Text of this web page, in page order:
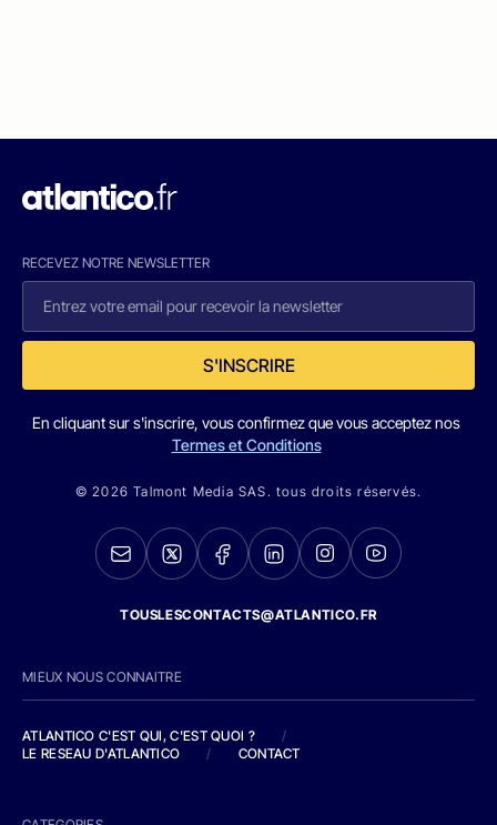
RECEVEZ NOTRE NEWSLETTER
S'INSCRIRE
En cliquant sur s'inscrire, vous confirmez que vous acceptez nos
Termes et Conditions
© 2026 Talmont Media SAS. tous droits réservés.
TOUSLESCONTACTS@ATLANTICO.FR
MIEUX NOUS CONNAITRE
ATLANTICO C'EST QUI, C'EST QUOI ?
/
LE RESEAU D'ATLANTICO
/ CONTACT